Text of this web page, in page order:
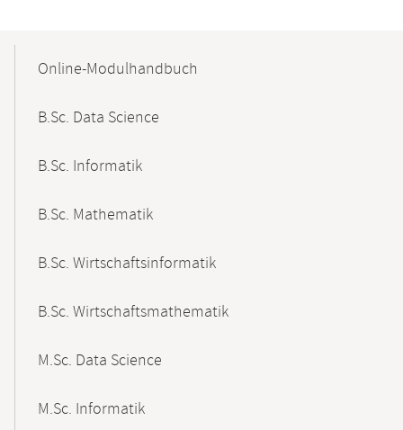
NavigationOnline-Modulhandbuch
B.Sc. Data Science
B.Sc. Informatik
B.Sc. Mathematik
B.Sc. Wirtschaftsinformatik
B.Sc. Wirtschaftsmathematik
M.Sc. Data Science
M.Sc. Informatik